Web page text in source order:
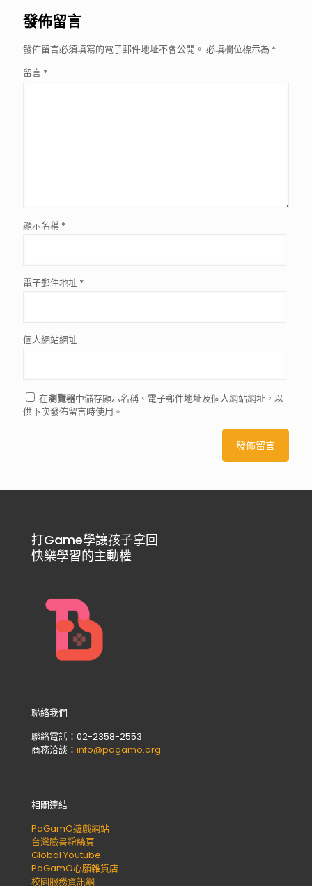
發佈留言
發佈留言必須填寫的電子郵件地址不會公開。 必填欄位標示為 *
留言 *
顯示名稱 *
電子郵件地址 *
個人網站網址
在瀏覽器中儲存顯示名稱、電子郵件地址及個人網站網址，以
供下次發佈留言時使用。
打Game學讓孩子拿回
快樂學習的主動權
聯絡我們
聯絡電話：02-2358-2553
商務洽談： info@pagamo.org
相關連結
PaGamO遊戲網站
台灣臉書粉絲頁
Global Youtube
PaGamO心願雜貨店
校園服務資訊網